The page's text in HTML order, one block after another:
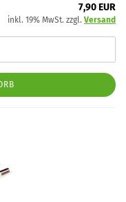
7,90 EUR
inkl. 19% MwSt. zzgl. Versand